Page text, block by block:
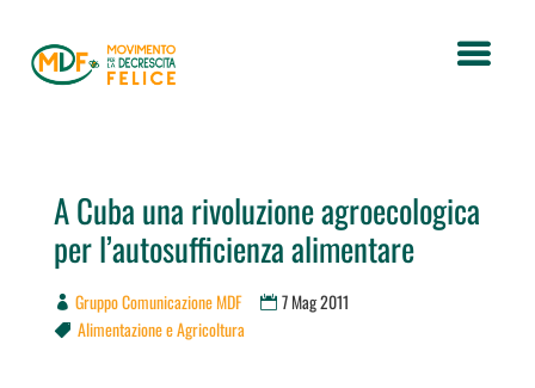
A Cuba una rivoluzione agroecologica
per l’autosufficienza alimentare
Gruppo Comunicazione MDF 7 Mag 2011
 Alimentazione e Agricoltura